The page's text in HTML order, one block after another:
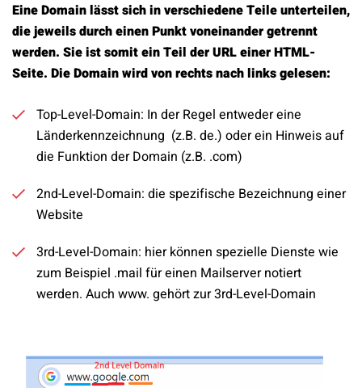
Eine Domain lässt sich in verschiedene Teile unterteilen,
die jeweils durch einen Punkt voneinander getrennt
werden. Sie ist somit ein Teil der URL einer HTML-
Seite. Die Domain wird von rechts nach links gelesen:
Top-Level-Domain: In der Regel entweder eine
Länderkennzeichnung (z.B. de.) oder ein Hinweis auf
die Funktion der Domain (z.B. .com)
2nd-Level-Domain: die spezifische Bezeichnung einer
Website
3rd-Level-Domain: hier können spezielle Dienste wie
zum Beispiel .mail für einen Mailserver notiert
werden. Auch www. gehört zur 3rd-Level-Domain